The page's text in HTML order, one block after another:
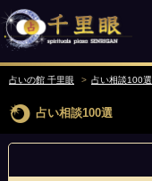
占いの館 千里眼 占い相談100選
占い相談100選